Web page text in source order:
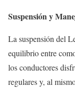
Suspensión y
La suspensión del
equilibrio entre
los conductores
regulares y, al